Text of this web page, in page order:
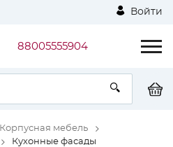
Войти
88005555904
Корпусная мебель
Кухонные фасады